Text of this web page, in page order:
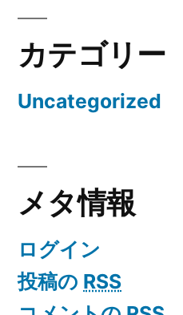
カテゴリー
Uncategorized
メタ情報
ログイン
投稿の RSS